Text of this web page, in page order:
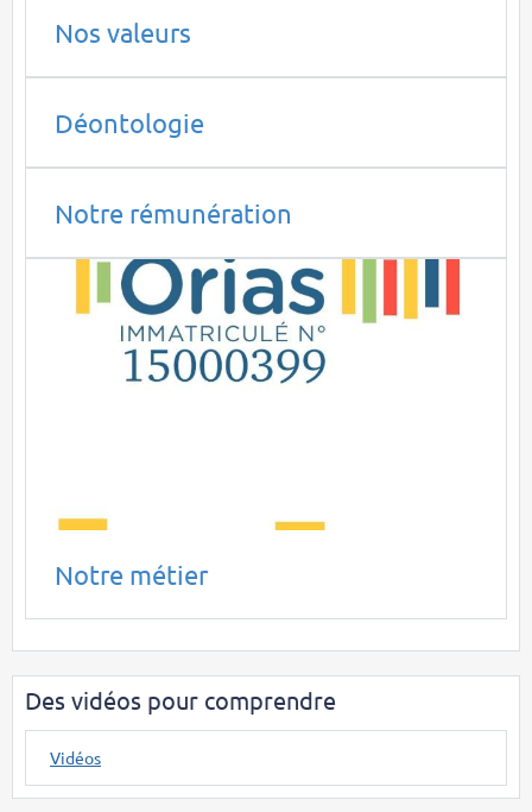
Nos valeurs
Déontologie
Notre rémunération
Notre métier
Des vidéos pour comprendre
Vidéos